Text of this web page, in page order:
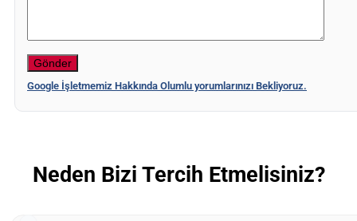
Google İşletmemiz Hakkında Olumlu yorumlarınızı Bekliyoruz.
Neden Bizi Tercih Etmelisiniz?